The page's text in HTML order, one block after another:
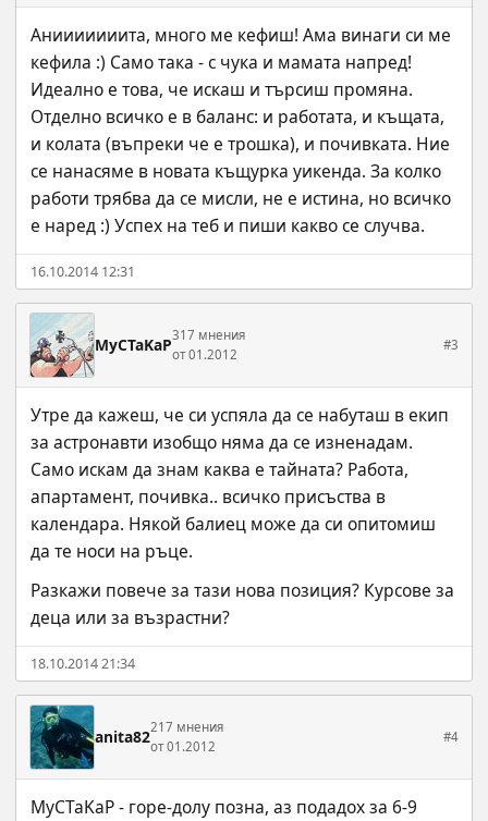
Анииииииита, много ме кефиш! Ама винаги си ме
кефила :) Само така - с чука и мамата напред!
Идеално е това, че искаш и търсиш промяна.
Отделно всичко е в баланс: и работата, и къщата,
и колата (въпреки че е трошка), и почивката. Ние
се нанасяме в новата къщурка уикенда. За колко
работи трябва да се мисли, не е истина, но всичко
е наред :) Успех на теб и пиши какво се случва.
16.10.2014 12:31
MyCTaKaP317 мнения
от 01.2012
#3
Утре да кажеш, че си успяла да се набуташ в екип
за астронавти изобщо няма да се изненадам.
Само искам да знам каква е тайната? Работа,
апартамент, почивка.. всичко присъства в
календара. Някой балиец може да си опитомиш
да те носи на ръце.
Разкажи повече за тази нова позиция? Курсове за
деца или за възрастни?
18.10.2014 21:34
anita82217 мнения
от 01.2012
#4
MyCTaKaP - горе-долу позна, аз подадох за 6-9